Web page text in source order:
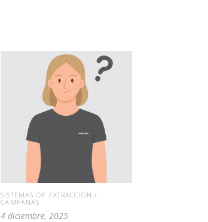
SISTEMAS DE EXTRACCIÓN /
CAMPANAS
4 diciembre, 2025